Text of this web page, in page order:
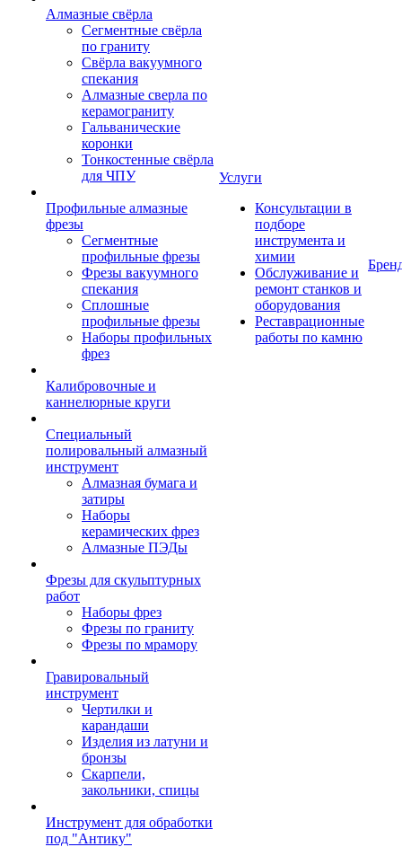
Алмазные свёрла
Сегментные свёрла
по граниту
Свёрла вакуумного
спекания
Алмазные сверла по
керамограниту
Гальванические
коронки
Тонкостенные свёрла
для ЧПУ
Профильные алмазные
фрезы
Сегментные
профильные фрезы
Фрезы вакуумного
спекания
Сплошные
профильные фрезы
Наборы профильных
фрез
Калибровочные и
каннелюрные круги
Специальный
полировальный алмазный
инструмент
Алмазная бумага и
затиры
Наборы
керамических фрез
Алмазные ПЭДы
Фрезы для скульптурных
работ
Наборы фрез
Фрезы по граниту
Фрезы по мрамору
Гравировальный
инструмент
Чертилки и
карандаши
Изделия из латуни и
бронзы
Скарпели,
закольники, спицы
Инструмент для обработки
под "Антику"
Услуги
Консультации в
подборе
инструмента и
химии
Обслуживание и
ремонт станков и
оборудования
Реставрационные
работы по камню